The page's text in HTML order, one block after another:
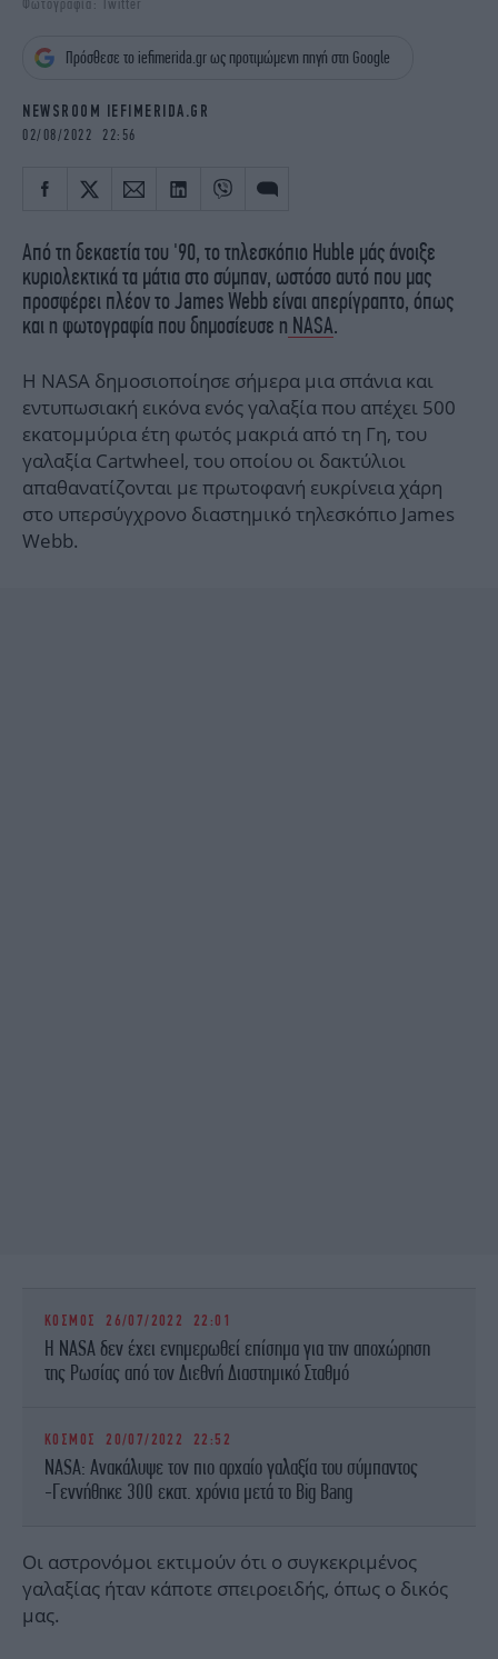
iBOOKS
OSCARS
NEWSLETTER
Φωτογραφία: Twitter
Πρόσθεσε το iefimerida.gr ως προτιμώμενη πηγή στη Google
NEWSROOM IEFIMERIDA.GR
02/08/2022 22:56
Από τη δεκαετία του '90, το τηλεσκόπιο Huble μάς άνοιξε
κυριολεκτικά τα μάτια στο σύμπαν, ωστόσο αυτό που μας
προσφέρει πλέον το James Webb είναι απερίγραπτο, όπως
και η φωτογραφία που δημοσίευσε η NASA.
Η NASA δημοσιοποίησε σήμερα μια σπάνια και
εντυπωσιακή εικόνα ενός γαλαξία που απέχει 500
εκατομμύρια έτη φωτός μακριά από τη Γη, του
γαλαξία Cartwheel, του οποίου οι δακτύλιοι
απαθανατίζονται με πρωτοφανή ευκρίνεια χάρη
στο υπερσύγχρονο διαστημικό τηλεσκόπιο James
Webb.
ΚΟΣΜΟΣ 26/07/2022 22:01
Η NASA δεν έχει ενημερωθεί επίσημα για την αποχώρηση
της Ρωσίας από τον Διεθνή Διαστημικό Σταθμό
ΚΟΣΜΟΣ 20/07/2022 22:52
NASA: Ανακάλυψε τον πιο αρχαίο γαλαξία του σύμπαντος
-Γεννήθηκε 300 εκατ. χρόνια μετά το Big Bang
Οι αστρονόμοι εκτιμούν ότι ο συγκεκριμένος
γαλαξίας ήταν κάποτε σπειροειδής, όπως ο δικός
μας.